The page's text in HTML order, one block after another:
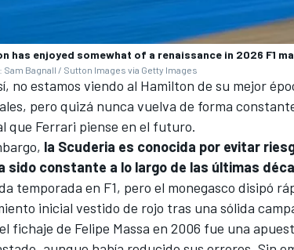
has enjoyed somewhat of a renaissance in 2026 F1
Sam Bagnall / Sutton Images via Getty Images
no estamos viendo al Hamilton de su mejor
pero quizá nunca vuelva de forma
que Ferrari piense en el futuro.
la Scuderia es conocida por evitar
sido constante a lo largo de las últimas
temporada en F1, pero el monegasco disipó
inicial vestido de rojo tras una sólida
fichaje de Felipe Massa en 2006 fue una